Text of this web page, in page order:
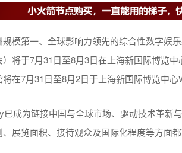
规模第一、全球影响力领先的综合性数字娱
）将于7月31日至8月3日在上海新国际博览
在7月31日至8月2日于上海新国际博览中心
已成为链接中国与全球市场、驱动技术革新
展览面积、接待观众及国际化程度等方面都